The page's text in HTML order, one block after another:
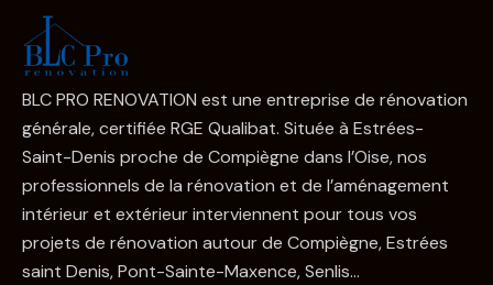
BLC PRO RENOVATION est une entreprise de rénovation
générale, certifiée RGE Qualibat. Située à Estrées-
Saint-Denis proche de Compiègne dans l’Oise, nos
professionnels de la rénovation et de l’aménagement
intérieur et extérieur interviennent pour tous vos
projets de rénovation autour de Compiègne, Estrées
saint Denis, Pont-Sainte-Maxence, Senlis…